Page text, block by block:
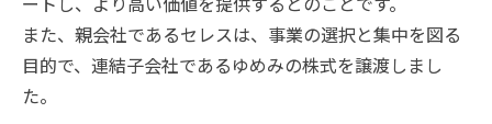
また、親会社であるセレスは、事業の選択と集中を図る
目的で、連結子会社であるゆめみの株式を譲渡しまし
た。